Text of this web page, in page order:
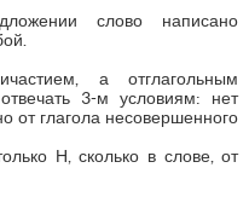
слово написано
а отглагольным
3-м условиям: нет
от глагола несовершенного
Н, сколько в слове, от